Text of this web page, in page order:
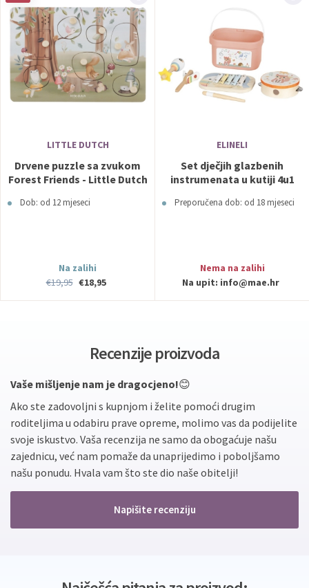
LITTLE DUTCH
Drvene puzzle sa zvukom
Forest Friends - Little Dutch
Dob: od 12 mjeseci
Na zalihi
€19,95 €18,95
ELINELI
Set dječjih glazbenih
instrumenata u kutiji 4u1
Preporučena dob: od 18 mjeseci
Nema na zalihi
Na upit: info@mae.hr
Recenzije proizvoda
Vaše mišljenje nam je dragocjeno!😊
Ako ste zadovoljni s kupnjom i želite pomoći drugim
roditeljima u odabiru prave opreme, molimo vas da podijelite
svoje iskustvo. Vaša recenzija ne samo da obogaćuje našu
zajednicu, već nam pomaže da unaprijedimo i poboljšamo
našu ponudu. Hvala vam što ste dio naše obitelji!
Napišite recenziju